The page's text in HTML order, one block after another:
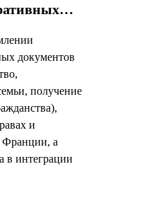
документов
получение
и
Франции, а
в интеграции